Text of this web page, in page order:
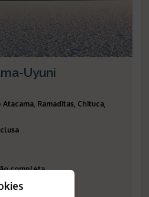
Uyuni
Ramaditas, Chituca,
completa
692